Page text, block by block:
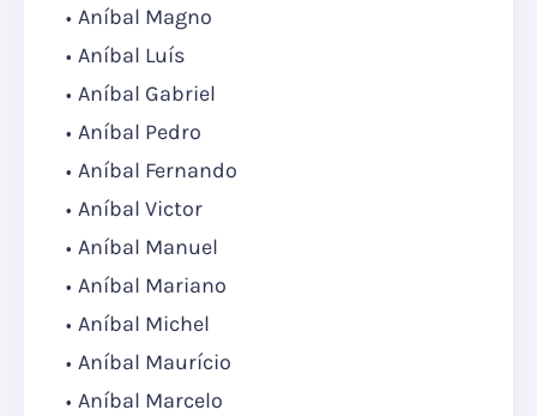
Aníbal Magno
Aníbal Luís
Aníbal Gabriel
Aníbal Pedro
Aníbal Fernando
Aníbal Victor
Aníbal Manuel
Aníbal Mariano
Aníbal Michel
Aníbal Maurício
Aníbal Marcelo